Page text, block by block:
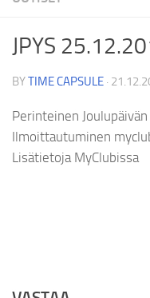
JPYS
BYTIME CAPSULE ·
Perinteinen
Ilmoittautuminen
Lisätietoja MyClubissa